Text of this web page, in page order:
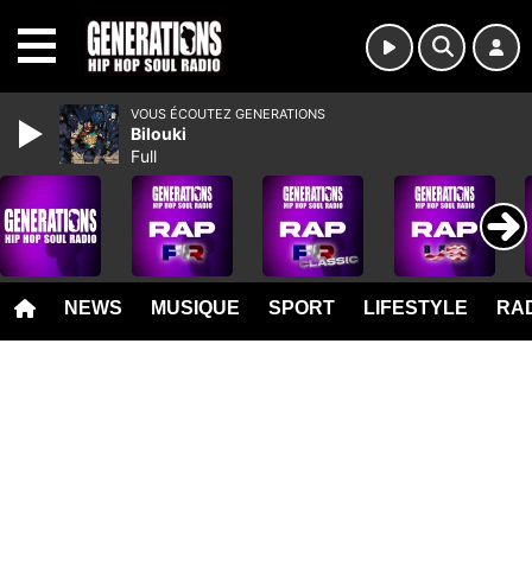
NEWS MUSIQUE SPORT LIFESTYLE
VOUS ÉCOUTEZ GENERATIONS
Bilouki
Full